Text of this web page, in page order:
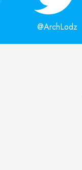
@ArchLodz